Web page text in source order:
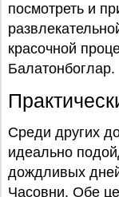
посмотреть и
красочной
Балатонбоглар.
Среди других
идеально
дождливых
Часовни. Обе